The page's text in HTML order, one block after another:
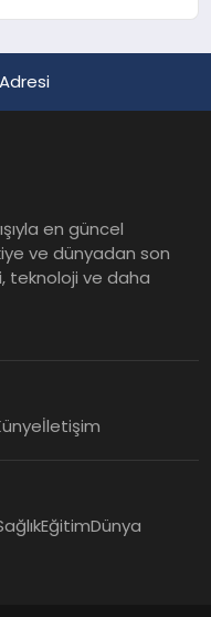
en güncel
ve dünyadan son
teknoloji ve daha
İletişim
EğitimDünya